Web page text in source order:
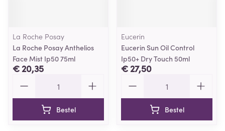
La Roche Posay
La Roche Posay Anthelios
Face Mist Ip50 75ml
€ 20,35
Bestel
Eucerin
Eucerin Sun Oil Control
Ip50+ Dry Touch 50ml
€ 27,50
Bestel